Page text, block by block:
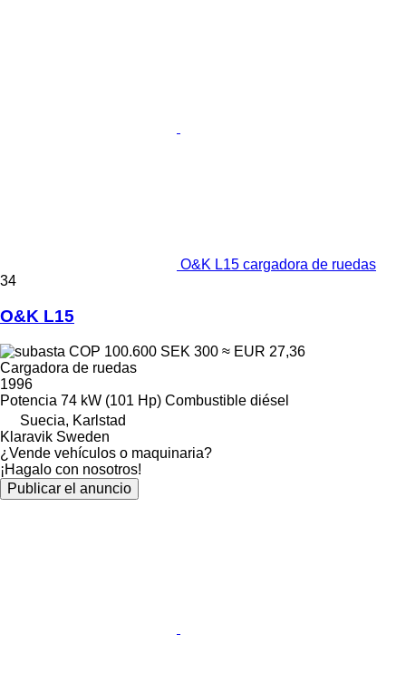
O&K L15 cargadora de ruedas
34
O&K L15
COP 100.600 SEK 300 ≈ EUR 27,36
Cargadora de ruedas
1996
Potencia 74 kW (101 Hp) Combustible diésel
Suecia, Karlstad
Klaravik Sweden
¿Vende vehículos o maquinaria?
¡Hagalo con nosotros!
Publicar el anuncio